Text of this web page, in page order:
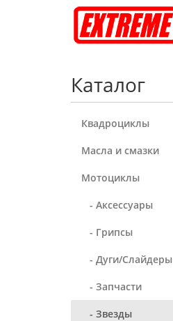
Каталог
Квадроциклы
Масла и смазки
Мотоциклы
- Аксессуары
- Грипсы
- Дуги/Слайдеры
- Запчасти
- Звезды